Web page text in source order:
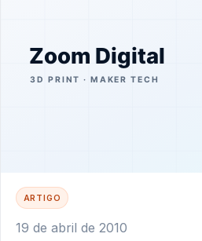
ARTIGO
19 de abril de 2010